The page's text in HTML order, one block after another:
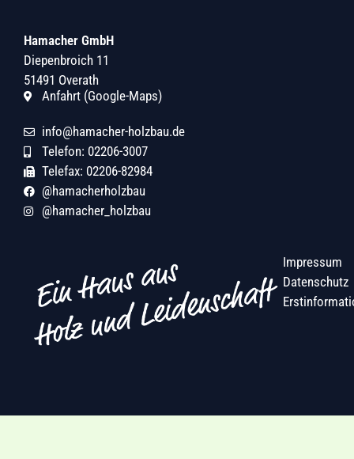
Hamacher GmbH
Diepenbroich 11
51491 Overath
Anfahrt (Google-Maps)
info@hamacher-holzbau.de
Telefon: 02206-3007
Telefax: 02206-82984
@hamacherholzbau
@hamacher_holzbau
Impressum
Datenschutz